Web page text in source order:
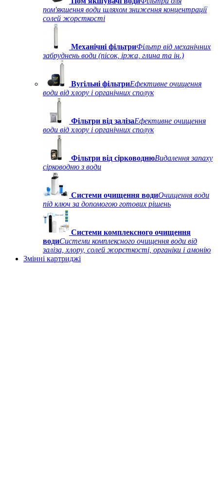
пом'якшення води шляхом зниження концентрації
солей жорсткості
Механічні фільтриФільтр від механічних
забруднень води (пісок, іржа, глина та ін.)
Вугільні фільтриЕфективне очищення
води від хлору і органічних сполук
Фільтри від залізаЕфективне очищення
води від хлору і органічних сполук
Фільтри від сірководнюВидалення запаху
сірководню з води
Системи очищення водиОчищення води
під ключ за допомогою готових рішень
Системи комплексного очищення
водиСистеми комплексного очищення води від
заліза, хлору, солей жорсткості, органіки і амонію
Змінні картриджі